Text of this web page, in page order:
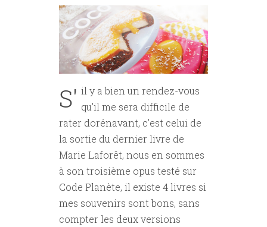
S' il y a bien un rendez-vous
qu'il me sera difficile de
rater dorénavant, c'est celui de
la sortie du dernier livre de
Marie Laforêt, nous en sommes
à son troisième opus testé sur
Code Planète, il existe 4 livres si
mes souvenirs sont bons, sans
compter les deux versions